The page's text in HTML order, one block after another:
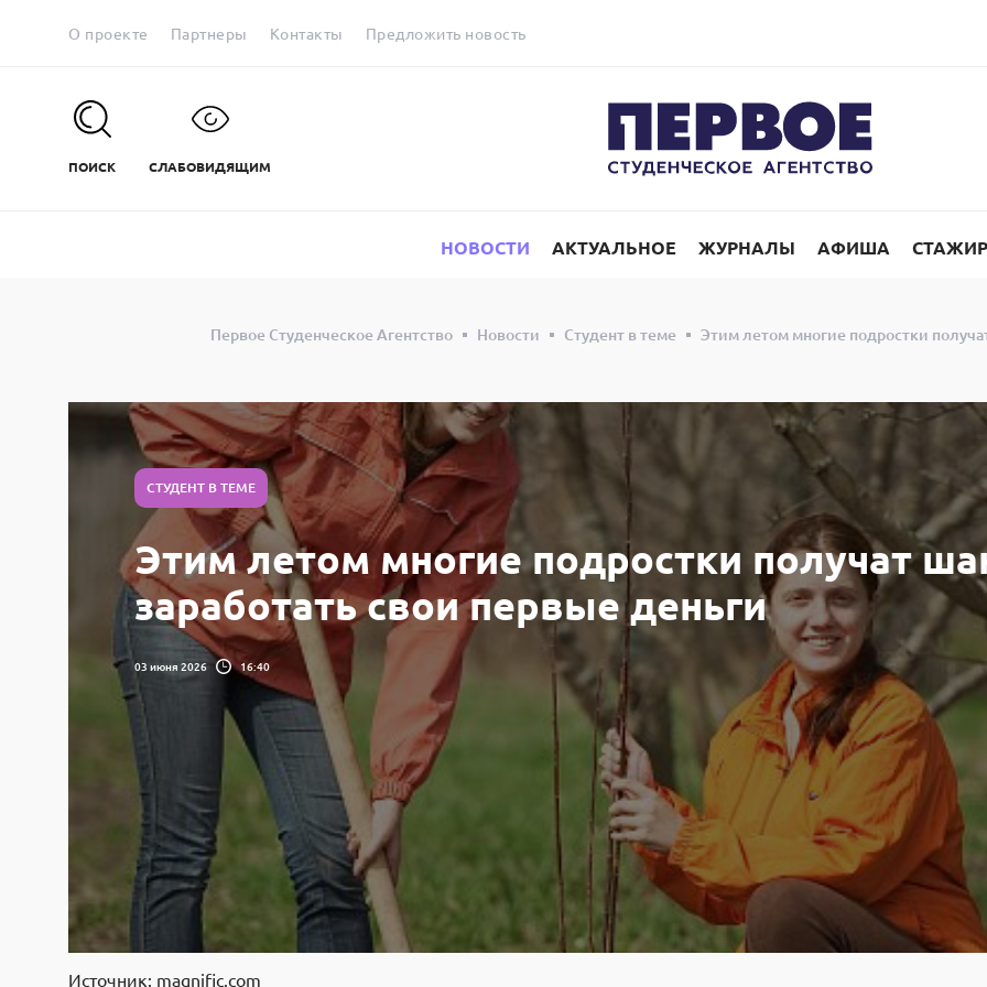
О проекте Партнеры Контакты Предложить новость
ПОИСК СЛАБОВИДЯЩИМ
НОВОСТИ АКТУАЛЬНОЕ ЖУРНАЛЫ АФИША
Первое Студенческое Агентство Новости Студент в теме Этим летом многие подростки
СТУДЕНТ В ТЕМЕ
Этим летом многие подростки получат
заработать свои первые деньги
03 июня 2026 16:40
Источник: magnific.com